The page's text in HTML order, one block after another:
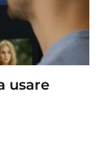
usare